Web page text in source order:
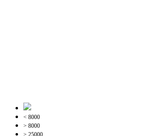
< 8000
> 8000
> 25000